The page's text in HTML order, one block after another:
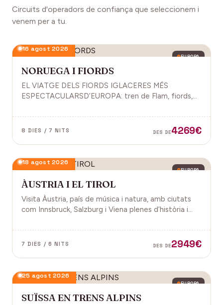
Circuits d'operadors de confiança que seleccionem i
venem per a tu.
EUROPA
16 agost 2026
NORUEGA I FIORDS
EL VIATGE DELS FIORDS IGLACERES MÉS
ESPECTACULARSD’EUROPA: tren de Flam, fiords,
8 DIES / 7 NITS DES DE4269€
EUROPA
18 agost 2026
ÀUSTRIA I EL TIROL
Visita Àustria, país de música i natura, amb ciutats
com Innsbruck, Salzburg i Viena plenes d’història i
7 DIES / 6 NITS DES DE2949€
EUROPA
25 agost 2026
SUÏSSA EN TRENS ALPINS